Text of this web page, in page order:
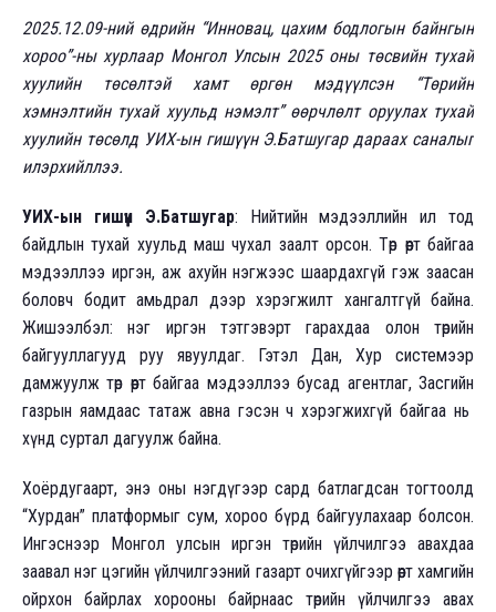
2025.12.09-ний өдрийн “Инновац, цахим бодлогын байнгын
хороо”-ны хурлаар Монгол Улсын 2025 оны төсвийн тухай
хуулийн төсөлтэй хамт өргөн мэдүүлсэн “Төрийн
хэмнэлтийн тухай хуульд нэмэлт” өөрчлөлт оруулах тухай
хуулийн төсөлд УИХ-ын гишүүн Э.Батшугар дараах саналыг
илэрхийллээ.
УИХ-ын гишүүн Э.Батшугар: Нийтийн мэдээллийн ил тод
байдлын тухай хуульд маш чухал заалт орсон. Төр өөрт байгаа
мэдээллээ иргэн, аж ахуйн нэгжээс шаардахгүй гэж заасан
боловч бодит амьдрал дээр хэрэгжилт хангалтгүй байна.
Жишээлбэл: нэг иргэн тэтгэвэрт гарахдаа олон төрийн
байгууллагууд руу явуулдаг. Гэтэл Дан, Хур системээр
дамжуулж төр өөрт байгаа мэдээллээ бусад агентлаг, Засгийн
газрын яамдаас татаж авна гэсэн ч хэрэгжихгүй байгаа нь
хүнд суртал дагуулж байна.
Хоёрдугаарт, энэ оны нэгдүгээр сард батлагдсан тогтоолд
“Хурдан” платформыг сум, хороо бүрд байгуулахаар болсон.
Ингэснээр Монгол улсын иргэн төрийн үйлчилгээ авахдаа
заавал нэг цэгийн үйлчилгээний газарт очихгүйгээр өөрт хамгийн
ойрхон байрлах хорооны байрнаас төрийн үйлчилгээ авах